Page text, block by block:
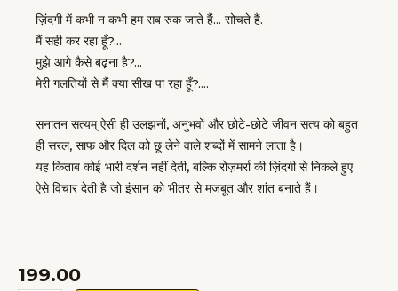
ज़िंदगी में कभी न कभी हम सब रुक जाते हैं… सोचते हैं.
मैं सही कर रहा हूँ?…
मुझे आगे कैसे बढ़ना है?…
मेरी गलतियों से मैं क्या सीख पा रहा हूँ?….
सनातन सत्यम् ऐसी ही उलझनों, अनुभवों और छोटे-छोटे जीवन सत्य को बहुत
ही सरल, साफ और दिल को छू लेने वाले शब्दों में सामने लाता है।
यह किताब कोई भारी दर्शन नहीं देती, बल्कि रोज़मर्रा की ज़िंदगी से निकले हुए
ऐसे विचार देती है जो इंसान को भीतर से मजबूत और शांत बनाते हैं।
199.00